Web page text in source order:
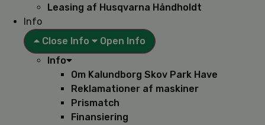
Leasing af Husqvarna Håndholdt
Info
Close Info
Open Info
Info
Om Kalundborg Skov Park Have
Reklamationer af maskiner
Prismatch
Finansiering